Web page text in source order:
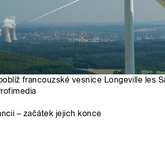
francouzské vesnice Longeville les
– začátek jejich konce